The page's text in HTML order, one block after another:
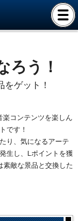
ろう！
ゲット！
楽コンテンツを楽しん
です！
り、気になるアーテ
生し、Lポイントを獲
素敵な景品と交換した